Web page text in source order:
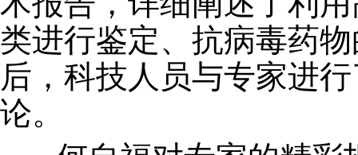
类进行鉴定、抗病毒药
后，科技人员与专家进
论。